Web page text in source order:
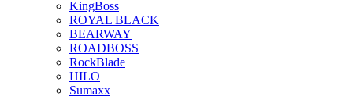
KingBoss
ROYAL BLACK
BEARWAY
ROADBOSS
RockBlade
HILO
Sumaxx